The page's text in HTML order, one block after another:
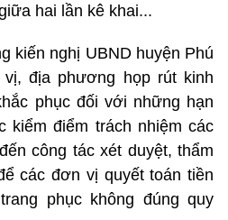
hai lần kê khai...
kiến nghị UBND huyện Phú
địa phương họp rút kinh
phục đối với những hạn
kiểm điểm trách nhiệm các
công tác xét duyệt, thẩm
các đơn vị quyết toán tiền
phục không đúng quy